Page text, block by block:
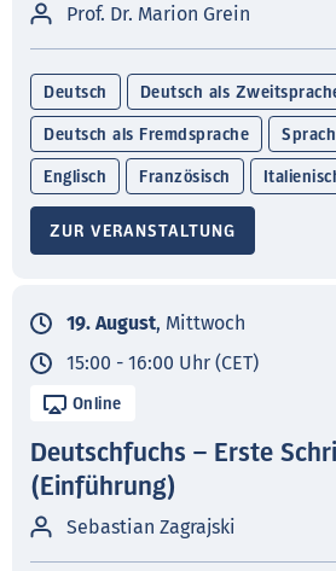
Prof. Dr. Marion Grein
Deutsch Deutsch als
Deutsch als Fremdsprache
Englisch Französisch
ZUR VERANSTALTUNG
19. August, Mittwoch
15:00 - 16:00 Uhr (CET)
Online
Deutschfuchs – Erste
(Einführung)
Sebastian Zagrajski